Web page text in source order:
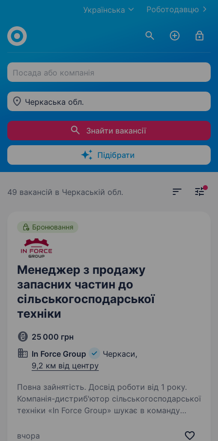
Роботодавцю
Українська
Посада або компанія
Черкаська обл.
Знайти вакансії
Підібрати
49 вакансій в Черкаській обл.
Бронювання
Менеджер з продажу
запасних частин до
сільськогосподарської
техніки
25 000 грн
In Force Group
Черкаси,
9,2 км від центру
Повна зайнятість. Досвід роботи від 1 року.
Компанія-дистриб'ютор сільськогосподарської
техніки «In Force Group» шукає в команду
на посаду Менеджера з продажу запчастин до
вчора